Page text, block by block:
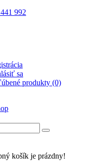
992
sa
produkty (0)
košík je prázdny!